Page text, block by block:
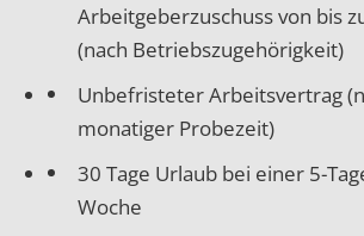
Arbeitgeberzuschuss von bis
(nach Betriebszugehörigkeit)
Unbefristeter Arbeitsvertrag
monatiger Probezeit)
30 Tage Urlaub bei einer 5-
Woche